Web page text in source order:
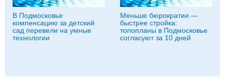
В Подмосковье
компенсацию за детский
сад перевели на умные
технологии
Меньше бюрократии —
быстрее стройка:
топопланы в Подмосковье
согласуют за 10 дней